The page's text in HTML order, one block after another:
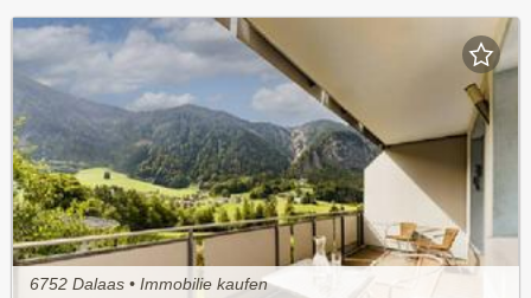
6752 Dalaas • Immobilie kaufen